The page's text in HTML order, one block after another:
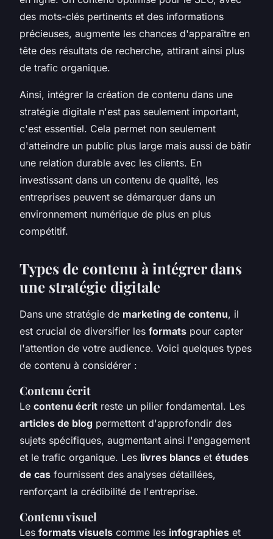
des mots-clés pertinents et des informations
précieuses, augmente les chances d'apparaître en
tête des résultats de recherche, attirant ainsi plus
de trafic organique.
Ainsi, intégrer la création de contenu dans une
stratégie digitale n'est pas seulement important,
c'est essentiel. Cela permet non seulement
d'atteindre un public plus large mais aussi de bâtir
une relation durable avec les clients. En
investissant dans un contenu de qualité, les
entreprises peuvent se démarquer dans un
environnement numérique de plus en plus
compétitif.
Types de contenu à intégrer dans
une stratégie digitale
Dans une stratégie de marketing de contenu, il
est crucial de diversifier les formats pour capter
l'attention de votre audience. Voici quelques types
de contenu à considérer :
Contenu écrit
Le contenu écrit reste un pilier fondamental. Les
articles de blog permettent d'approfondir des
sujets spécifiques, augmentant ainsi l'engagement
et le trafic organique. Les livres blancs et études
de cas fournissent des analyses détaillées,
renforçant la crédibilité de l'entreprise.
Contenu visuel
Les formats visuels comme les infographies et